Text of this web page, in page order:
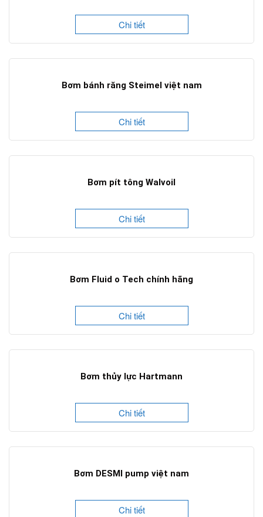
Chi tiết
Bơm bánh răng Steimel việt nam
Chi tiết
Bơm pít tông Walvoil
Chi tiết
Bơm Fluid o Tech chính hãng
Chi tiết
Bơm thủy lực Hartmann
Chi tiết
Bơm DESMI pump việt nam
Chi tiết